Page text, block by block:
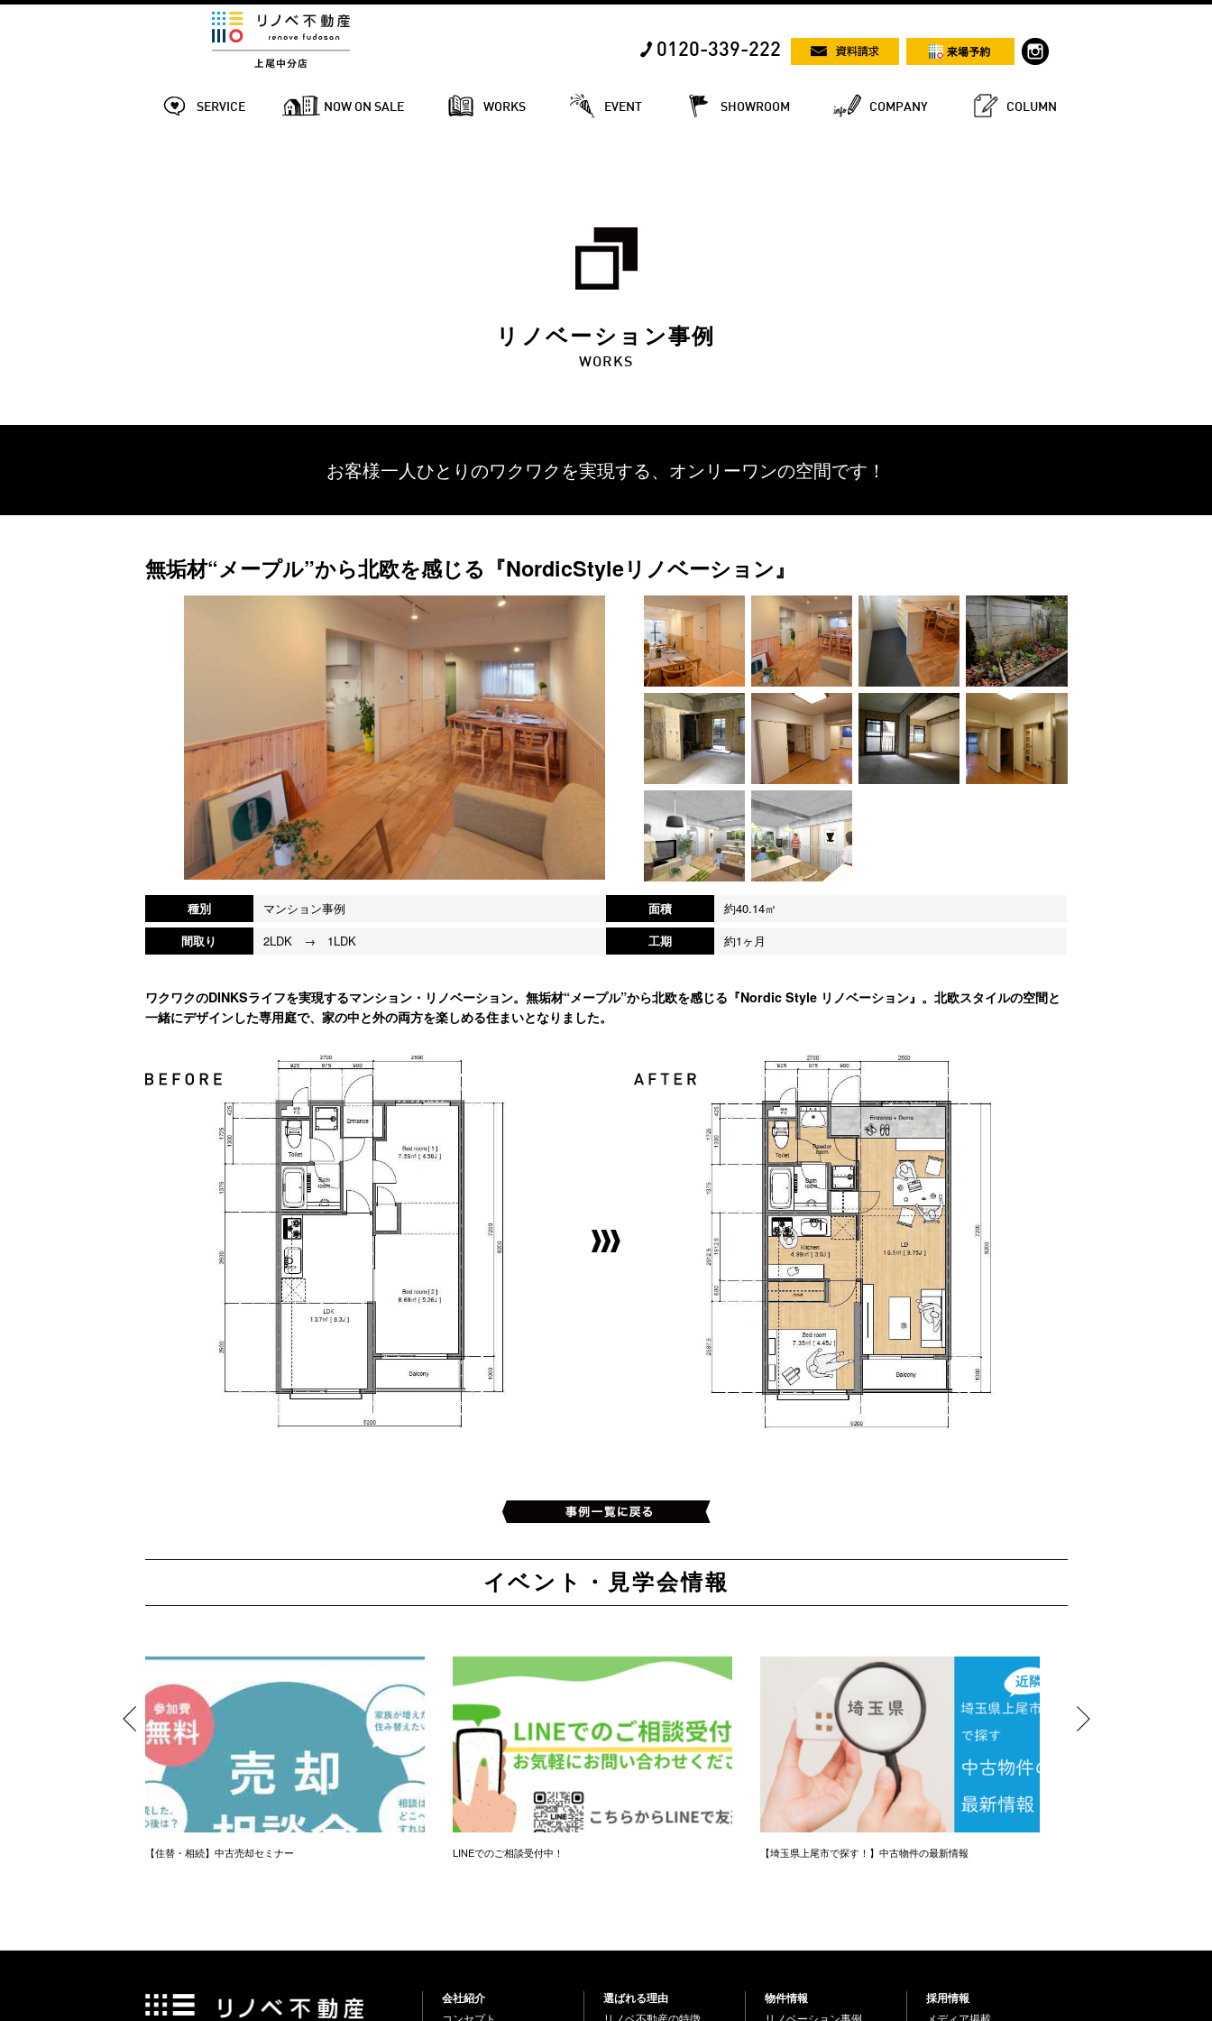
0120-339-222
SERVICE NOW ON SALE WORKS EVENT SHOWROOM COMPANY COLUMN
リノベーション事例
WORKS
お客様一人ひとりのワクワクを実現する、 オンリーワンの空間です！
無垢材“メープル”から北欧を感じる『NordicStyleリノベーション』
種別 マンション事例 面積
約40.14㎡
間取り
2LDK → 1LDK 工期 約1ヶ月
ワクワクのDINKSライフを実現するマンション・リノベーション。無垢材“メープル”から北欧を感じる『Nordic Style リノベーション』。北欧スタイルの空間と
一緒にデザインした専用庭で、家の中と外の両方を楽しめる住まいとなりました。
イベント・見学会情報
【住替・相続】中古売却セミナー LINEでのご相談受付中！ 【埼玉県上尾市で探す！】中古物件の最新情報
会社紹介
選ばれる理由
物件情報
採用情報